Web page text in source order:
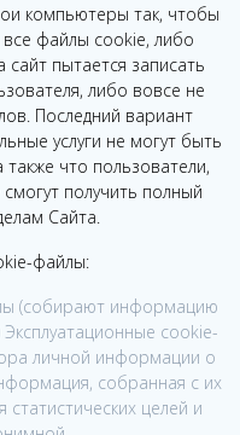
компьютеры так, чтобы
файлы cookie, либо
сайт пытается записать
либо вовсе не
Последний вариант
услуги не могут быть
что пользователи,
получить полный
Сайта.
файлы:
(собирают информацию
cookie-
личной информации о
собранная с их
целей и